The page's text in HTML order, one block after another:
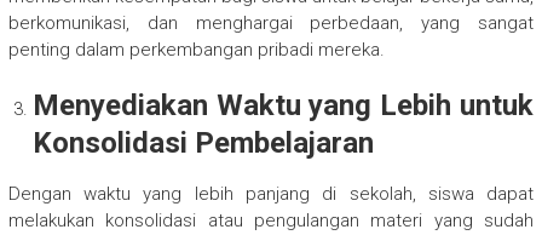
berkomunikasi, dan menghargai perbedaan, yang sangat
penting dalam perkembangan pribadi mereka.
Menyediakan Waktu yang Lebih untuk
Konsolidasi Pembelajaran
Dengan waktu yang lebih panjang di sekolah, siswa dapat
melakukan konsolidasi atau pengulangan materi yang sudah